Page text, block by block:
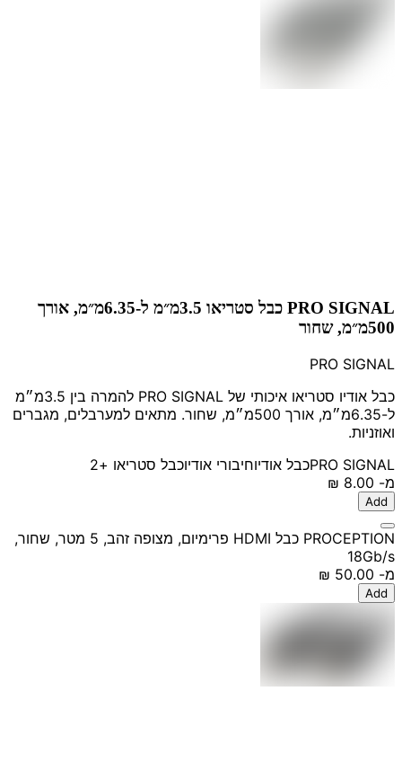
PRO SIGNAL כבל סטריאו 3.5מ״מ ל-6.35מ״מ, אורך
500מ״מ, שחור
PRO SIGNAL
כבל אודיו סטריאו איכותי של PRO SIGNAL להמרה בין 3.5מ״מ
ל-6.35מ״מ, אורך 500מ״מ, שחור. מתאים למערבלים, מגברים
ואוזניות.
PRO SIGNALכבל אודיוחיבורי אודיוכבל סטריאו +2
מ-
Add
PROCEPTION כבל HDMI פרימיום, מצופה זהב, 5 מטר, שחור,
18Gb/s
מ-
Add